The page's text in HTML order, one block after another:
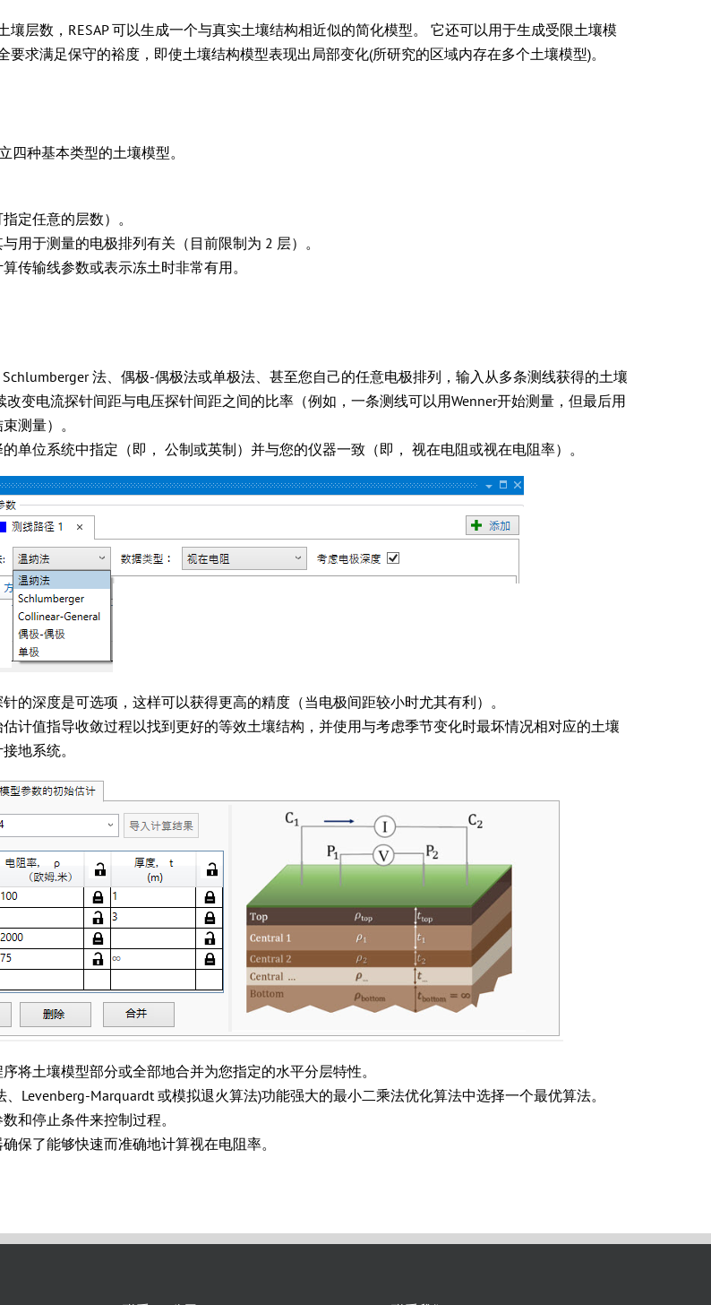
壤层数，RESAP 可以生成一个与真实土壤结构相近似的简化模型。 它还可以用于生成受限土壤模
要求满足保守的裕度，即使土壤结构模型表现出局部变化(所研究的区域内存在多个土壤模型)。
四种基本类型的土壤模型。
定任意的层数）。
用于测量的电极排列有关（目前限制为 2 层）。
传输线参数或表示冻土时非常有用。
Schlumberger 法、偶极-偶极法或单极法、甚至您自己的任意电极排列，输入从多条测线获得的土壤
改变电流探针间距与电压探针间距之间的比率（例如，一条测线可以用Wenner开始测量，但最后用
测量）。
单位系统中指定（即， 公制或英制）并与您的仪器一致（即， 视在电阻或视在电阻率）。
的深度是可选项，这样可以获得更高的精度（当电极间距较小时尤其有利）。
计值指导收敛过程以找到更好的等效土壤结构，并使用与考虑季节变化时最坏情况相对应的土壤
地系统。
将土壤模型部分或全部地合并为您指定的水平分层特性。
、Levenberg-Marquardt 或模拟退火算法)功能强大的最小二乘法优化算法中选择一个最优算法。
和停止条件来控制过程。
保了能够快速而准确地计算视在电阻率。